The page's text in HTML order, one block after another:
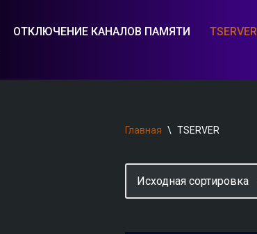
ОТКЛЮЧЕНИЕ КАНАЛОВ ПАМЯТИ TSERVER
Главная \ TSERVER